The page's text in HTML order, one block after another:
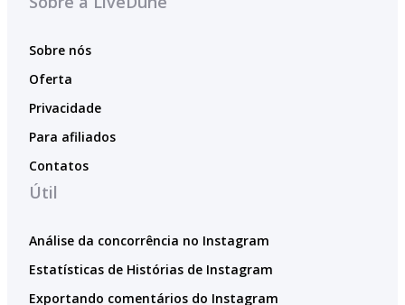
Sobre nós
Oferta
Privacidade
Para afiliados
Contatos
Útil
Análise da concorrência no Instagram
Estatísticas de Histórias de Instagram
Exportando comentários do Instagram